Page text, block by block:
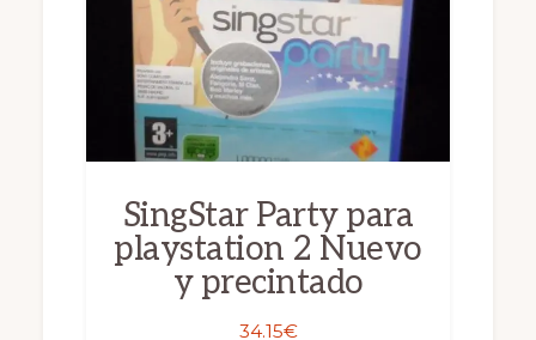
SingStar Party para
playstation 2 Nuevo
y precintado
34.15€